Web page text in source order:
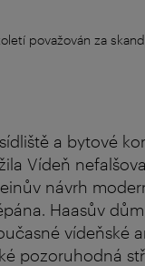
považován za
a bytové
Vídeň
návrh
Haasův
vídeňské
pozoruhodná